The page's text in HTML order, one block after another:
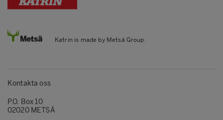
Katrin is made by Metsä Group.
Kontakta oss
P.O. Box 10
02020 METSÄ